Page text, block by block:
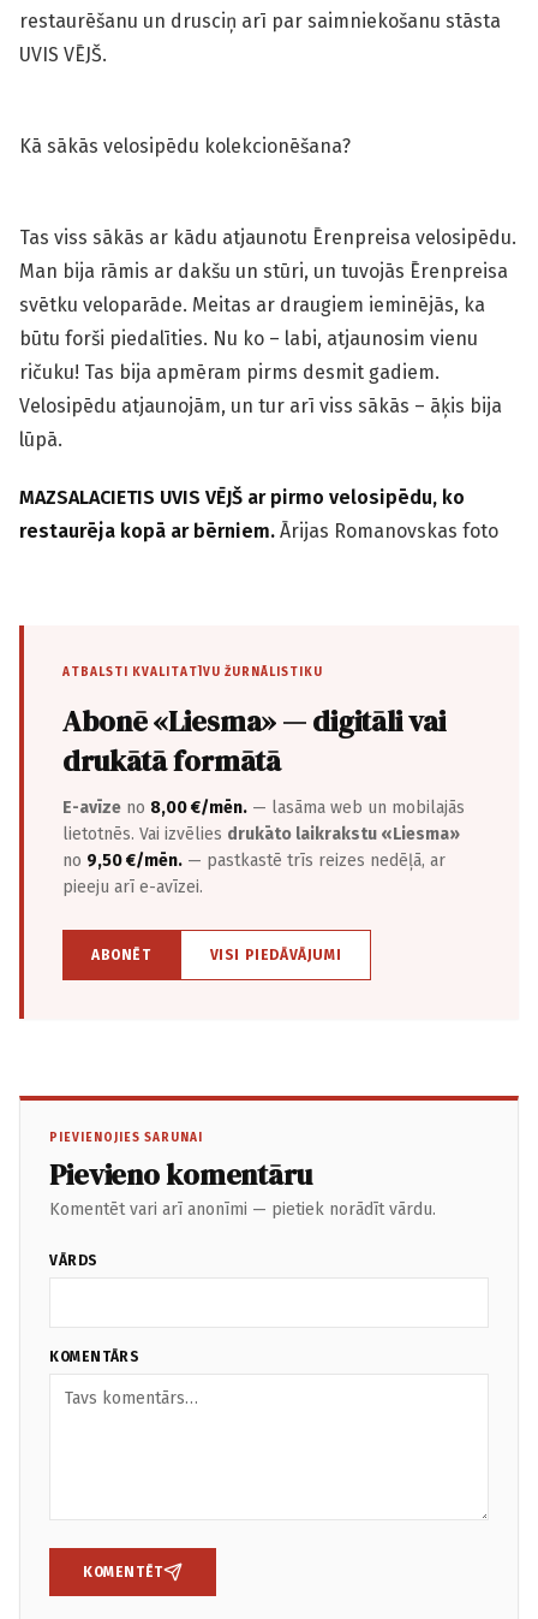
restaurēšanu un drusciņ arī par saimniekošanu stāsta
UVIS VĒJŠ.
Kā sākās velosipēdu kolekcionēšana?
Tas viss sākās ar kādu atjaunotu Ērenpreisa velosipēdu.
Man bija rāmis ar dakšu un stūri, un tuvojās Ērenpreisa
svētku veloparāde. Meitas ar draugiem ieminējās, ka
būtu forši piedalīties. Nu ko – labi, atjaunosim vienu
ričuku! Tas bija apmēram pirms desmit gadiem.
Velosipēdu atjaunojām, un tur arī viss sākās – āķis bija
lūpā.
MAZSALACIETIS UVIS VĒJŠ ar pirmo velosipēdu, ko
restaurēja kopā ar bērniem. Ārijas Romanovskas foto
ATBALSTI KVALITATĪVU ŽURNĀLISTIKU
Abonē «Liesma» — digitāli vai
drukātā formātā
E-avīze no 8,00 €/mēn. — lasāma web un mobilajās
lietotnēs. Vai izvēlies drukāto laikrakstu «Liesma»
no 9,50 €/mēn. — pastkastē trīs reizes nedēļā, ar
pieeju arī e-avīzei.
ABONĒT VISI PIEDĀVĀJUMI
PIEVIENOJIES SARUNAI
Pievieno komentāru
Komentēt vari arī anonīmi — pietiek norādīt vārdu.
VĀRDS
KOMENTĀRS
KOMENTĒT